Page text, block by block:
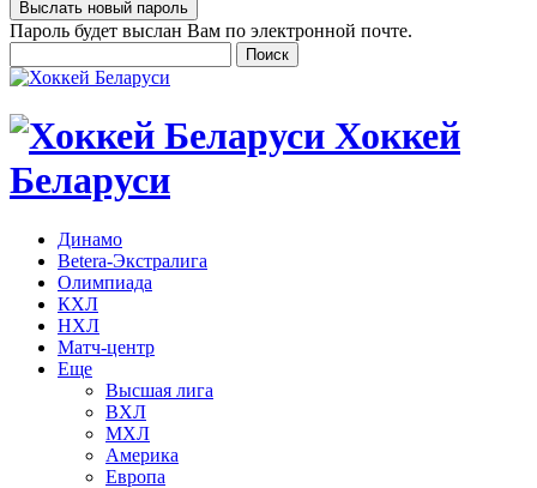
Пароль будет выслан Вам по электронной почте.
Хоккей
Беларуси
Динамо
Betera-Экстралига
Олимпиада
КХЛ
НХЛ
Матч-центр
Еще
Высшая лига
ВХЛ
МХЛ
Америка
Европа